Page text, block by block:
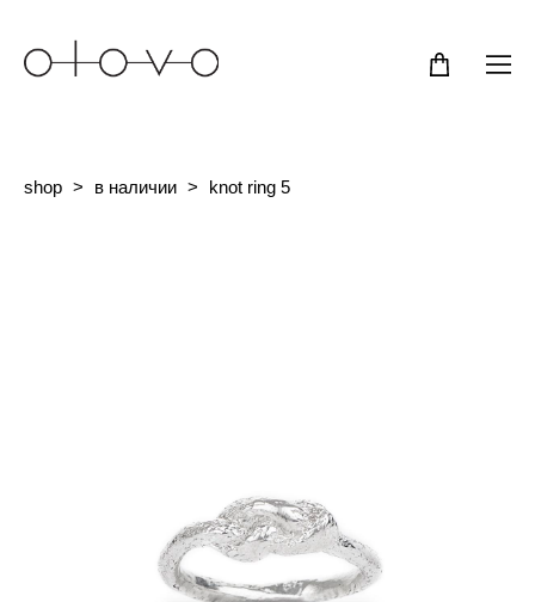
shop > в наличии > knot ring 5